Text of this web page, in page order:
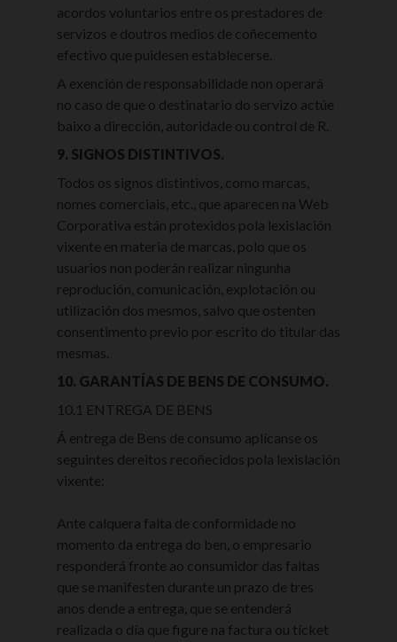
acordos voluntarios entre os prestadores de
servizos e doutros medios de coñecemento
efectivo que puidesen establecerse.
A exención de responsabilidade non operará
no caso de que o destinatario do servizo actúe
baixo a dirección, autoridade ou control de R.
9. SIGNOS DISTINTIVOS.
Todos os signos distintivos, como marcas,
nomes comerciais, etc., que aparecen na Web
Corporativa están protexidos pola lexislación
vixente en materia de marcas, polo que os
usuarios non poderán realizar ningunha
reprodución, comunicación, explotación ou
utilización dos mesmos, salvo que ostenten
consentimento previo por escrito do titular das
mesmas.
10. GARANTÍAS DE BENS DE CONSUMO.
10.1 ENTREGA DE BENS
Á entrega de Bens de consumo aplícanse os
seguintes dereitos recoñecidos pola lexislación
vixente:
Ante calquera falta de conformidade no
momento da entrega do ben, o empresario
responderá fronte ao consumidor das faltas
que se manifesten durante un prazo de tres
anos dende a entrega, que se entenderá
realizada o día que figure na factura ou tícket